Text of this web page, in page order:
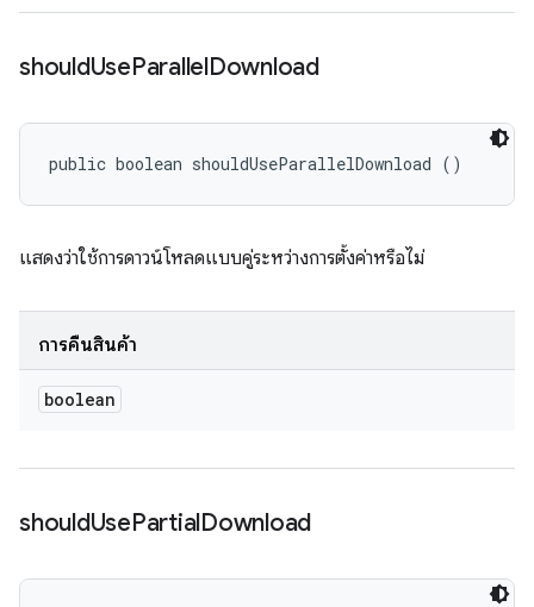
shouldUseParallelDownload
public boolean shouldUseParallelDownload ()
แสดงว่าใช้การดาวน์โหลดแบบคู่ระหว่างการตั้งค่าหรือไม่
การคืนสินค้า
boolean
shouldUsePartialDownload